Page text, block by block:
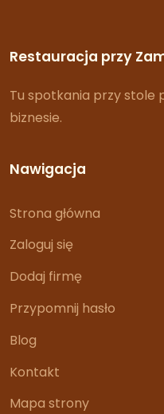
Restauracja przy
Tu spotkania przy stole
biznesie.
Nawigacja
Strona główna
Zaloguj się
Dodaj firmę
Przypomnij hasło
Blog
Kontakt
Mapa strony